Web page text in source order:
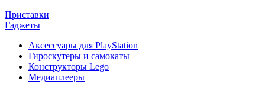
Приставки
Гаджеты
Аксессуары для PlayStation
Гироскутеры и самокаты
Конструкторы Lego
Медиаплееры